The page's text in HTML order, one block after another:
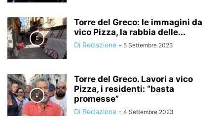
Torre del Greco: le immagini da
vico Pizza, la rabbia delle...
Di Redazione - 5 Settembre 2023
Torre del Greco. Lavori a vico
Pizza, i residenti: “basta
promesse”
Di Redazione - 4 Settembre 2023